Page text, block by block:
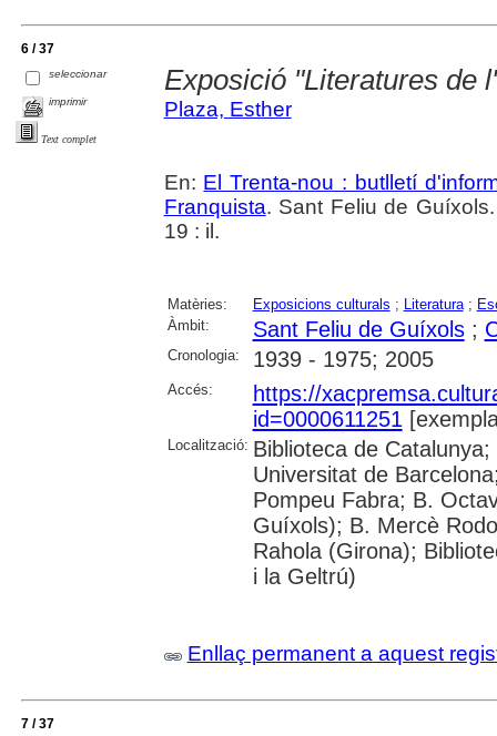
6 / 37
seleccionar
imprimir
Text complet
Exposició "Literatures de
Plaza, Esther
En: El Trenta-nou : butlletí
Franquista. Sant Feliu de
19 : il.
Matèries: Exposicions culturals ; Literatura;
Àmbit:
Sant Feliu de Guíxols;
Cronologia: 1939 - 1975; 2005
Accés:
https://
id=0000611251
Localització: Biblioteca de
Universitat de
Pompeu Fabra; B.
Guíxols); B. Mercè
Rahola (Girona);
i la Geltrú)
Enllaç permanent a aquest
7 / 37